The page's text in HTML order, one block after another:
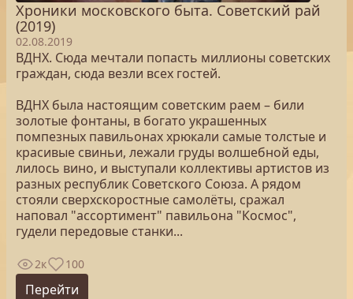
Хроники московского быта. Советский рай
(2019)
02.08.2019
ВДНХ. Сюда мечтали попасть миллионы советских
граждан, сюда везли всех гостей.
ВДНХ была настоящим советским раем – били
золотые фонтаны, в богато украшенных
помпезных павильонах хрюкали самые толстые и
красивые свиньи, лежали груды волшебной еды,
лилось вино, и выступали коллективы артистов из
разных республик Советского Союза. А рядом
стояли сверхскоростные самолёты, сражал
наповал "ассортимент" павильона "Космос",
гудели передовые станки...
2к 100
Перейти